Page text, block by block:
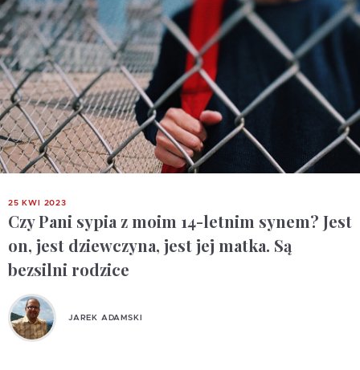
25 KWI 2023
Czy Pani sypia z moim 14-letnim synem? Jest
on, jest dziewczyna, jest jej matka. Są
bezsilni rodzice
JAREK ADAMSKI